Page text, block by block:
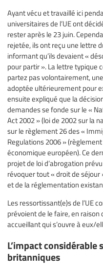
Ayant vécu et travaillé ici
universitaires de l’UE ont
rester après le 23 juin.
rejetée, ils ont reçu une lettre
informant qu’ils devaient «
pour partir ». La lettre typique
partez pas volontairement,
adoptée ultérieurement pour
ensuite expliqué que la
demandes se fonde sur le «
Act 2002 » (loi de 2002 sur la
sur le règlement 26 des «
Regulations 2006 »
économique européen). Ce
projet de loi d’abrogation
révoquer tout « droit de
et de la réglementation
Les ressortissant(e)s de l’UE
prévoient de le faire, en raison
accueillant qui s’ouvre à eux/
L’impact considérable
britanniques